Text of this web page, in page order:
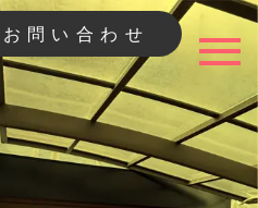
お問い合わせ